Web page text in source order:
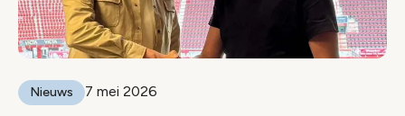
Nieuws 7 mei 2026